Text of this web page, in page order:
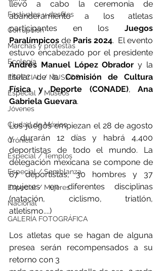
Festivales y desfiles
Corrupción
Marchas y protestas
Ecología
ESPECIAL / MUSEOS
Especial / Museos
Jóvenes
Ciudad de México
Crónica
Especial / Templos
Especial / Semblanza
Especial / Mujeres
Nacional
GALERÍA FOTOGRÁFICA
llevó a cabo la ceremonia de
abanderamiento a los atletas
participantes en los Juegos
Paralímpicos de Paris 2024.  El evento
Andrés Manuel López Obrador y la
titular de la Comisión de Cultura
Física y Deporte (CONADE), Ana
Gabriela Guevara.
Los juegos empiezan el 28 de agosto
y durarán 12 días y habrá 4,400
deportistas de todo el mundo. La
delegación mexicana se compone de
67 deportistas, 30 hombres y 37
mujeres en diferentes disciplinas
(natación, ciclismo, triatlón,
atletismo....)
Los atletas que se hagan de alguna
presea serán recompensados a su
retorno con 3